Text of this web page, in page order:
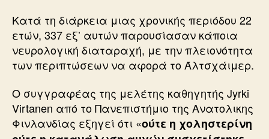
Κατά τη διάρκεια μιας χρονικής περιόδου 22
ετών, 337 εξ’ αυτών παρουσίασαν κάποια
νευρολογική διαταραχή, με την πλειονότητα
των περιπτώσεων να αφορά το Άλτσχάιμερ.
Ο συγγραφέας της μελέτης καθηγητής Jyrki
Virtanen από το Πανεπιστήμιο της Ανατολικης
Φινλανδίας εξηγεί ότι «ούτε η χοληστερίνη